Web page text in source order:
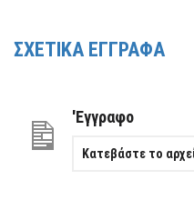
ΣΧΕΤΙΚΑ ΕΓΓΡΑΦΑ
'Εγγραφο
Κατεβάστε το